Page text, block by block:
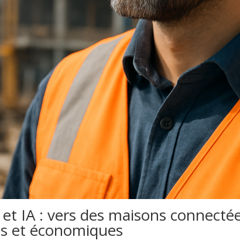
IA : vers des maisons
et économiques